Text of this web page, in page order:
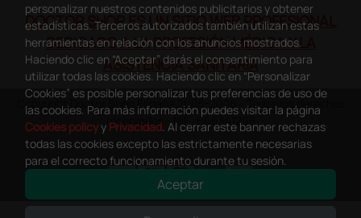
DOCTOR SHOP ES UN SITIO WEB PROFESIONAL
DEDICADO A LA PROFESIÓN MÉDICA Y LA
ASISTENCIA SANITARIA
Copyright Doctor Shop España 2005-2026 - Todos los derechos
reservados - NIF.: B66341298
personalizar nuestros contenidos publicitarios y obtener
estadísticas. Terceros autorizados también utilizan estas
herramientas en relación con los anuncios mostrados.
Haciendo clic en “Aceptar” darás el consentimiento para
utilizar todas las cookies. Haciendo clic en “Personalizar
Cookies” es posible personalizar tus preferencias de uso de
las cookies. Para más información puedes visitar la página
Cookies policyy Privacidad. Al cerrar este banner rechazas
todas las cookies excepto las estrictamente necesarias
para el correcto funcionamiento durante tu sesión.
Aceptar